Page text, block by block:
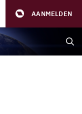
AANMELDEN